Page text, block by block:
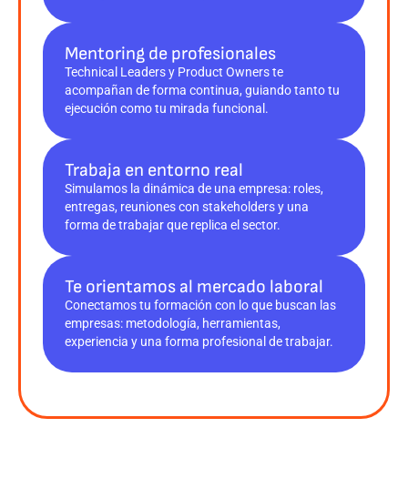
Mentoring de profesionales
Technical Leaders y Product Owners te
acompañan de forma continua, guiando tanto tu
ejecución como tu mirada funcional.
Trabaja en entorno real
Simulamos la dinámica de una empresa: roles,
entregas, reuniones con stakeholders y una
forma de trabajar que replica el sector.
Te orientamos al mercado laboral
Conectamos tu formación con lo que buscan las
empresas: metodología, herramientas,
experiencia y una forma profesional de trabajar.